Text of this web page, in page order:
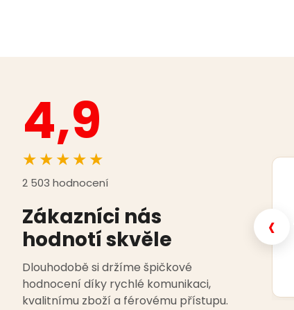
4,9
★★★★★
2 503 hodnocení
Zákazníci nás
hodnotí skvěle
Dlouhodobě si držíme špičkové
hodnocení díky rychlé komunikaci,
kvalitnímu zboží a férovému přístupu.
‹